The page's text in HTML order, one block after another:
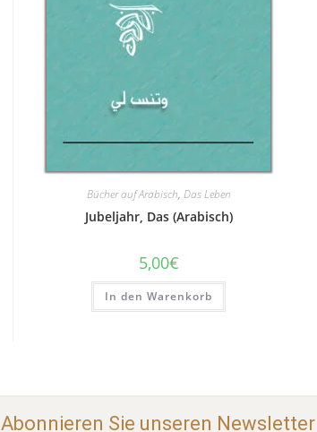
Bücher auf Arabisch, Das Leben
Jubeljahr, Das (Arabisch)
5,00€
In den Warenkorb
Abonnieren Sie unseren Newsletter